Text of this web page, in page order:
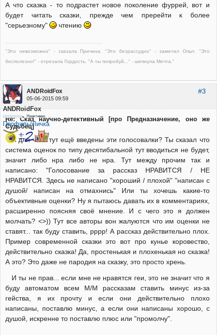
А что сказка - то подрастет новое поколение фуррей, вот и
будет читать сказки, прежде чем пререйти к более
"серьезному"
чтению
"Это невозможно" - сказала Причина. "Это безрассудно" - заметил Опыт. "Это
бесполезно!" - отрезала Гордость. "А ты попробуй..." - шепнула Мечта."
#3
ANDRoidFox
05-06-2015 09:59
ANDRoidFox
Неактивен
Профиль/Личка
Re: Сказ научно-детективный [про Предназначение, оно же
Судьбец]
А для чего тут ещё введены эти голосовалки? Ты сказал что
система оценок по типу десятибальной тут вводиться не будет,
значит либо нра либо не нра. Тут между прочим так и
написано: "Голосование за рассказ НРАВИТСЯ / НЕ
НРАВИТСЯ. Здесь не написано "хороший / плохой" "написан с
душой/ написан на отмахнись" Или ты хочешь какие-то
объективные оценки? Ну я пытаюсь давать их в комментариях,
расширенно поясняя своё мнение. И с чего это я должен
молчать? <>)) Тут все авторы вон жалуются что им оценки не
ставят... так буду ставить, рррр! А рассказ действительно плох.
Пример современной сказки это вот про кунье коровество,
действительно сказка! Да, простенькая и плохенькая но сказка!
А это? Это даже не пародия на сказку, это просто хрень.
И ты не прав... если мне не нравятся геи, это не значит что я
буду автоматом всем М/М рассказам ставить минус из-за
гейства, я их прочту и если они действительно плохо
написаны, поставлю минус, а если они написаны хорошо, с
душой, искренне то поставлю плюс или "промолчу".